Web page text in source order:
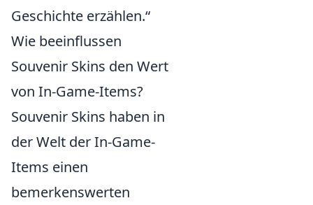
Geschichte erzählen.“
Wie beeinflussen
Souvenir Skins den Wert
von In-Game-Items?
Souvenir Skins haben in
der Welt der In-Game-
Items einen
bemerkenswerten